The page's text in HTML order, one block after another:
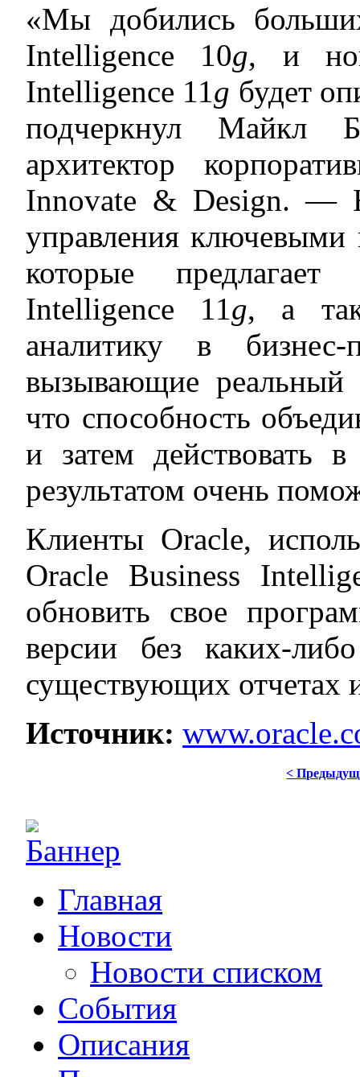
«Мы добились
Intelligence 10g, и
Intelligence 11g будет
подчеркнул Майкл
архитектор
Innovate & Design. —
управления ключевыми
которые
Intelligence 11g, а
аналитику в
вызывающие
что способность
и затем действовать
результатом очень
Клиенты Oracle,
Oracle Business
обновить свое
версии без каких-
существующих отчетах
Источник:
<
Главная
Новости
Новости списком
События
Описания